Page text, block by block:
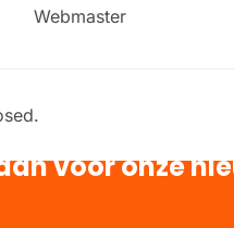
Webmaster
voor onze